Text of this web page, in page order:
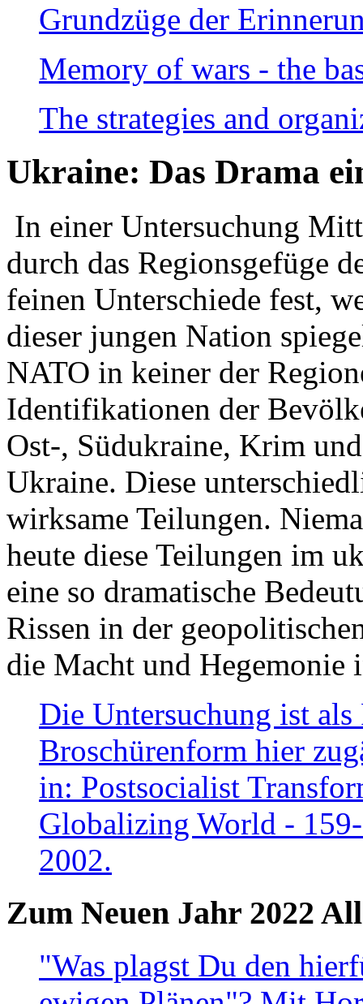
Grundzüge der
Memory of wars - the
The strategies and
Ukraine: Das Drama
In einer Untersuchung
durch das Regionsgefüge
feinen Unterschiede fest,
dieser jungen Nation
NATO in keiner der
Identifikationen der
Ost-, Südukraine, Krim
Ukraine. Diese
wirksame Teilungen.
heute diese Teilungen im
eine so dramatische
Rissen in der
die Macht und Hegemonie
Die Untersuchung ist
Broschürenform hier
in: Postsocialist
Globalizing World -
2002.
Zum Neuen Jahr 2022
"Was plagst Du den